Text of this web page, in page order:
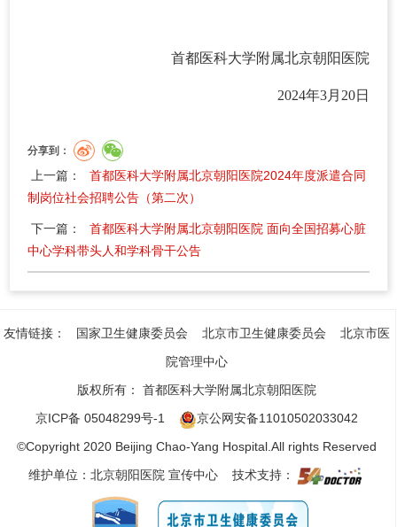
首都医科大学附属北京朝阳医院
2024年3月20日
分享到：
上一篇：
首都医科大学附属北京朝阳医院2024年度派遣合同
制岗位社会招聘公告（第二次）
下一篇：
首都医科大学附属北京朝阳医院 面向全国招募心脏
中心学科带头人和学科骨干公告
友情链接： 国家卫生健康委员会 北京市卫生健康委员会
北京市医
院管理中心
版权所有： 首都医科大学附属北京朝阳医院
京ICP备 05048299号-1
京公网安备11010502033042
©Copyright 2020 Beijing Chao-Yang Hospital.All rights Reserved
维护单位：北京朝阳医院 宣传中心 技术支持：